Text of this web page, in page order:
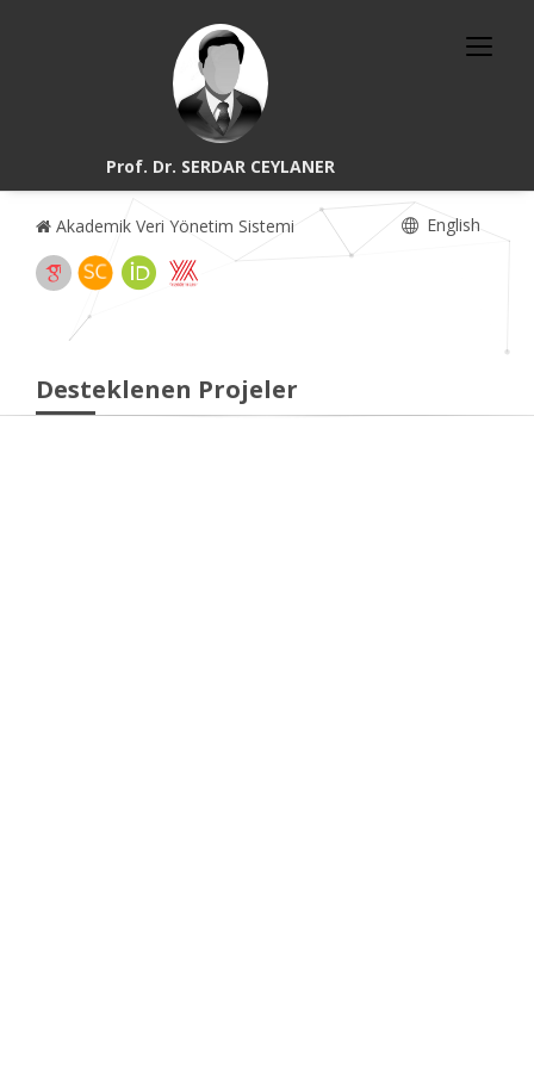
Prof. Dr. SERDAR CEYLANER
Akademik Veri Yönetim Sistemi English
Desteklenen Projeler